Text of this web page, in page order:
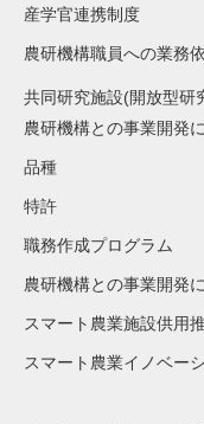
産学官連携制度
農研機構職員への業務
共同研究施設(開放型研
農研機構との事業開発
品種
特許
職務作成プログラム
農研機構との事業開発
スマート農業施設供用
スマート農業イノベー